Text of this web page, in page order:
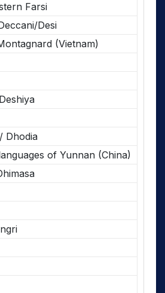
Farsi
Desi
(Vietnam)
Dhodia
of Yunnan (China)